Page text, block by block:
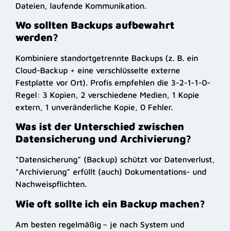
Dateien, laufende Kommunikation.
Wo sollten Backups aufbewahrt
werden?
Kombiniere standortgetrennte Backups (z. B. ein
Cloud-Backup + eine verschlüsselte externe
Festplatte vor Ort). Profis empfehlen die 3-2-1-1-0-
Regel: 3 Kopien, 2 verschiedene Medien, 1 Kopie
extern, 1 unveränderliche Kopie, 0 Fehler.
Was ist der Unterschied zwischen
Datensicherung und Archivierung?
“Datensicherung” (Backup) schützt vor Datenverlust,
“Archivierung” erfüllt (auch) Dokumentations- und
Nachweispflichten.
Wie oft sollte ich ein Backup machen?
Am besten regelmäßig – je nach System und